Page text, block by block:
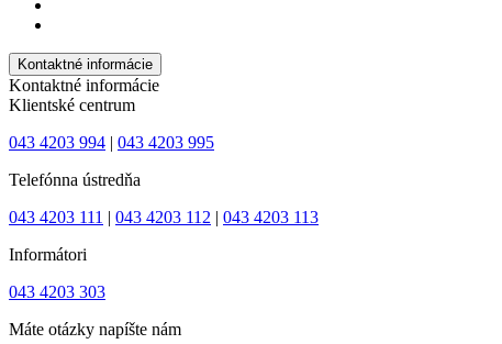
Kontaktné informácie
Kontaktné informácie
Klientské centrum
043 4203 994 | 043 4203 995
Telefónna ústredňa
043 4203 111 | 043 4203 112 | 043 4203 113
Informátori
043 4203 303
Máte otázky napíšte nám